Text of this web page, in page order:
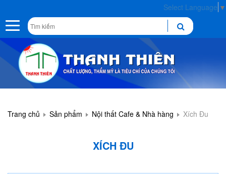
Select Language ▼
Toggle
navigation
Trang chủ Sản phẩm Nội thất Cafe & Nhà hàng Xích Đu
XÍCH ĐU